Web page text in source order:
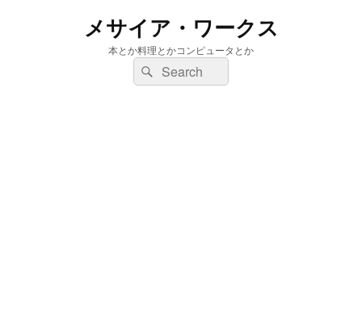
メサイア・ワークス
本とか料理とかコンピュータとか
検
索:
検
索